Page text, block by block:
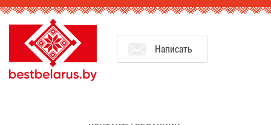
На­пи­сать